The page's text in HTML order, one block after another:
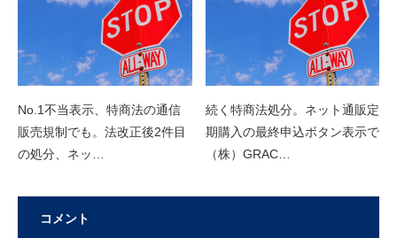
No.1不当表示、特商法の通信
販売規制でも。法改正後2件目
の処分、ネッ…
続く特商法処分。ネット通販定
期購入の最終申込ボタン表示で
（株）GRAC…
コメント